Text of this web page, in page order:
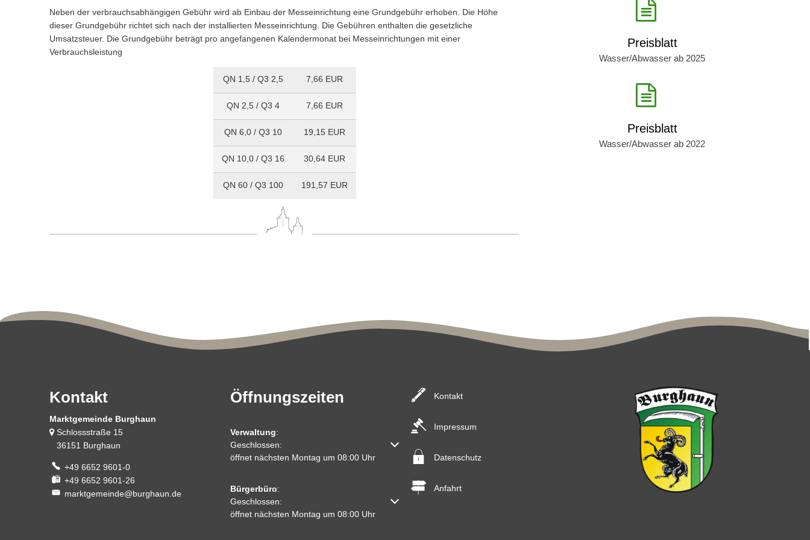
Neben der verbrauchsabhängigen Gebühr wird ab Einbau der Messeinrichtung eine Grundgebühr erhoben. Die Höhe
dieser Grundgebühr richtet sich nach der installierten Messeinrichtung. Die Gebühren enthalten die gesetzliche
Umsatzsteuer. Die Grundgebühr beträgt pro angefangenen Kalendermonat bei Messeinrichtungen mit einer
Verbrauchsleistung
QN 1,5 / Q3 2,5 7,66 EUR
QN 2,5 / Q3 4 7,66 EUR
QN 6,0 / Q3 10 19,15 EUR
QN 10,0 / Q3 16 30,64 EUR
QN 60 / Q3 100 191,57 EUR
Preisblatt
Wasser/Abwasser ab 2025
Preisblatt
Wasser/Abwasser ab 2022
Kontakt
Marktgemeinde Burghaun
Schlossstraße 15
36151 Burghaun
+49 6652 9601-0
+49 6652 9601-26
marktgemeinde@burghaun.de
Öffnungszeiten
Verwaltung:
Klicken, um weitere Öffnungs- oder Schließzeiten auszublenden
Geschlossen:
öffnet nächsten Montag um 08:00 Uhr
Bürgerbüro:
Klicken, um weitere Öffnungs- oder Schließzeiten auszublenden
Geschlossen:
öffnet nächsten Montag um 08:00 Uhr
Kontakt
Impressum
Datenschutz
Anfahrt